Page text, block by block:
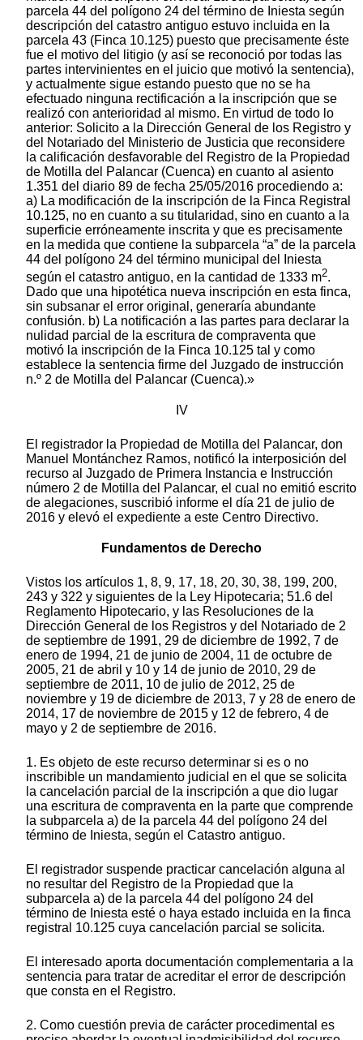
parcela 44 del polígono 24 del término de Iniesta según
descripción del catastro antiguo estuvo incluida en la
parcela 43 (Finca 10.125) puesto que precisamente éste
fue el motivo del litigio (y así se reconoció por todas las
partes intervinientes en el juicio que motivó la sentencia),
y actualmente sigue estando puesto que no se ha
efectuado ninguna rectificación a la inscripción que se
realizó con anterioridad al mismo. En virtud de todo lo
anterior: Solicito a la Dirección General de los Registro y
del Notariado del Ministerio de Justicia que reconsidere
la calificación desfavorable del Registro de la Propiedad
de Motilla del Palancar (Cuenca) en cuanto al asiento
1.351 del diario 89 de fecha 25/05/2016 procediendo a:
a) La modificación de la inscripción de la Finca Registral
10.125, no en cuanto a su titularidad, sino en cuanto a la
superficie erróneamente inscrita y que es precisamente
en la medida que contiene la subparcela “a” de la parcela
44 del polígono 24 del término municipal del Iniesta
según el catastro antiguo, en la cantidad de 1333 m2.
Dado que una hipotética nueva inscripción en esta finca,
sin subsanar el error original, generaría abundante
confusión. b) La notificación a las partes para declarar la
nulidad parcial de la escritura de compraventa que
motivó la inscripción de la Finca 10.125 tal y como
establece la sentencia firme del Juzgado de instrucción
n.º 2 de Motilla del Palancar (Cuenca).»
IV
El registrador la Propiedad de Motilla del Palancar, don
Manuel Montánchez Ramos, notificó la interposición del
recurso al Juzgado de Primera Instancia e Instrucción
número 2 de Motilla del Palancar, el cual no emitió escrito
de alegaciones, suscribió informe el día 21 de julio de
2016 y elevó el expediente a este Centro Directivo.
Fundamentos de Derecho
Vistos los artículos 1, 8, 9, 17, 18, 20, 30, 38, 199, 200,
243 y 322 y siguientes de la Ley Hipotecaria; 51.6 del
Reglamento Hipotecario, y las Resoluciones de la
Dirección General de los Registros y del Notariado de 2
de septiembre de 1991, 29 de diciembre de 1992, 7 de
enero de 1994, 21 de junio de 2004, 11 de octubre de
2005, 21 de abril y 10 y 14 de junio de 2010, 29 de
septiembre de 2011, 10 de julio de 2012, 25 de
noviembre y 19 de diciembre de 2013, 7 y 28 de enero de
2014, 17 de noviembre de 2015 y 12 de febrero, 4 de
mayo y 2 de septiembre de 2016.
1. Es objeto de este recurso determinar si es o no
inscribible un mandamiento judicial en el que se solicita
la cancelación parcial de la inscripción a que dio lugar
una escritura de compraventa en la parte que comprende
la subparcela a) de la parcela 44 del polígono 24 del
término de Iniesta, según el Catastro antiguo.
El registrador suspende practicar cancelación alguna al
no resultar del Registro de la Propiedad que la
subparcela a) de la parcela 44 del polígono 24 del
término de Iniesta esté o haya estado incluida en la finca
registral 10.125 cuya cancelación parcial se solicita.
El interesado aporta documentación complementaria a la
sentencia para tratar de acreditar el error de descripción
que consta en el Registro.
2. Como cuestión previa de carácter procedimental es